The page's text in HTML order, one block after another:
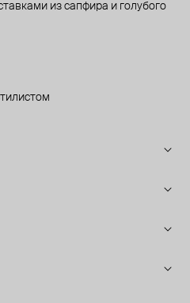
из сапфира и голубого